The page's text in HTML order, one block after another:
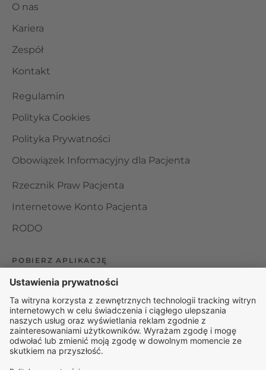
O nas
Kariera
Zespół
Kontakt
Regulamin
Polityka Cookies
Polityka Prywatności
Obowiązek Informacyjny dla Pacjenta
Rzecznik Praw Pacjenta
Internetowe Konto Pacjenta
RODO
POBIERZ APLIKACJĘ
Organizator udzielania świadczeń telemedycznych jest
podmiotem leczniczym w rozumieniu ustawy z dnia 15
kwietnia 2011 roku o działalności leczniczej, wpisanym do
rejestru podmiotów wykonujących działalność leczniczą pod